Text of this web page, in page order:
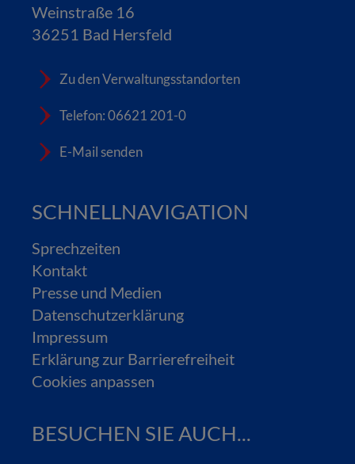
Weinstraße 16
36251 Bad Hersfeld
Zu den Verwaltungsstandorten
Telefon: 06621 201-0
E-Mail senden
SCHNELLNAVIGATION
Sprechzeiten
Kontakt
Presse und Medien
Datenschutzerklärung
Impressum
Erklärung zur Barrierefreiheit
Cookies anpassen
BESUCHEN SIE AUCH...